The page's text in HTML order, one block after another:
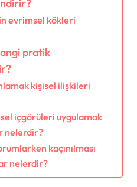
evrimsel kökleri
pratik
kişisel ilişkileri
içgörüleri uygulamak
nelerdir?
kaçınılması
nelerdir?